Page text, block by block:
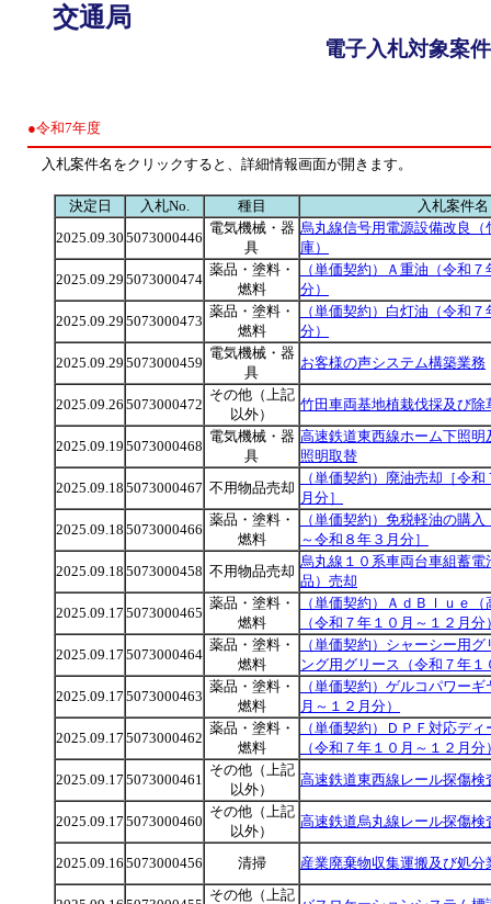
交通局
電子入札対象案
●令和7年度
入札案件名をクリックすると、詳細情報画面が開きます。
決定日 入札No. 種目
入札案件名
2025.09.30 5073000446
電気機械・器
具
烏丸線信号用電源設備改良（
庫）
2025.09.29 5073000474
薬品・塗料・
燃料
（単価契約）Ａ重油（令和
分）
2025.09.29 5073000473
薬品・塗料・
燃料
（単価契約）白灯油（令和
分）
2025.09.29 5073000459
電気機械・器
具
お客様の声システム構築業務
2025.09.26 5073000472
その他（上記
以外）
竹田車両基地植栽伐採及び除
2025.09.19 5073000468
電気機械・器
具
高速鉄道東西線ホーム下照明
照明取替
2025.09.18 5073000467 不用物品売却
（単価契約）廃油売却［令
月分］
2025.09.18 5073000466
薬品・塗料・
燃料
（単価契約）免税軽油の購
～令和８年３月分］
2025.09.18 5073000458 不用物品売却
烏丸線１０系車両台車組蓄電
品）売却
2025.09.17 5073000465
薬品・塗料・
燃料
（単価契約）ＡｄＢｌｕｅ
（令和７年１０月～１２月分
2025.09.17 5073000464
薬品・塗料・
燃料
（単価契約）シャーシー用
ング用グリース（令和７年１
2025.09.17 5073000463
薬品・塗料・
燃料
（単価契約）ゲルコパワー
月～１２月分）
2025.09.17 5073000462
薬品・塗料・
燃料
（単価契約）ＤＰＦ対応デ
（令和７年１０月～１２月分
2025.09.17 5073000461
その他（上記
以外）
高速鉄道東西線レール探傷検
2025.09.17 5073000460
その他（上記
以外）
高速鉄道烏丸線レール探傷検
2025.09.16 5073000456 清掃 産業廃棄物収集運搬及び処分
その他（上記